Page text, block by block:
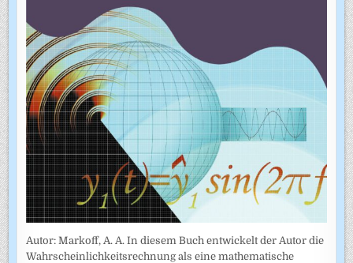
Autor: Markoff, A. A. In diesem Buch entwickelt der Autor die
Wahrscheinlichkeitsrechnung als eine mathematische